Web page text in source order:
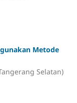
Metode
Selatan)